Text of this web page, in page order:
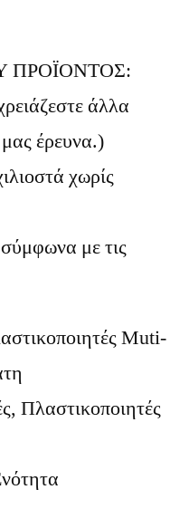
ΠΡΟΪΟΝΤΟΣ:
άλλα
έρευνα.)
χωρίς
με τις
Muti-
Πλαστικοποιητές